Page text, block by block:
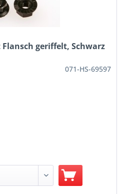
geriffelt, Schwarz
071-HS-69597